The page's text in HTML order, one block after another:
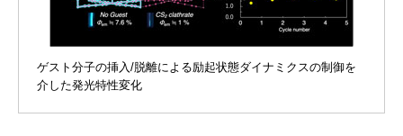
ゲスト分子の挿入/脱離による励起状態ダイナミクスの制御を
介した発光特性変化